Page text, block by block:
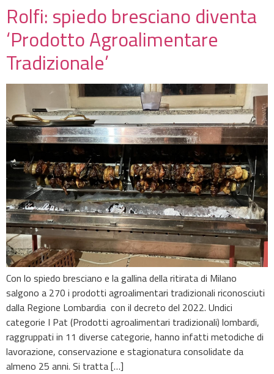
Rolfi: spiedo bresciano diventa
‘Prodotto Agroalimentare
Tradizionale’
Con lo spiedo bresciano e la gallina della ritirata di Milano
salgono a 270 i prodotti agroalimentari tradizionali riconosciuti
dalla Regione Lombardia con il decreto del 2022. Undici
categorie I Pat (Prodotti agroalimentari tradizionali) lombardi,
raggruppati in 11 diverse categorie, hanno infatti metodiche di
lavorazione, conservazione e stagionatura consolidate da
almeno 25 anni. Si tratta […]